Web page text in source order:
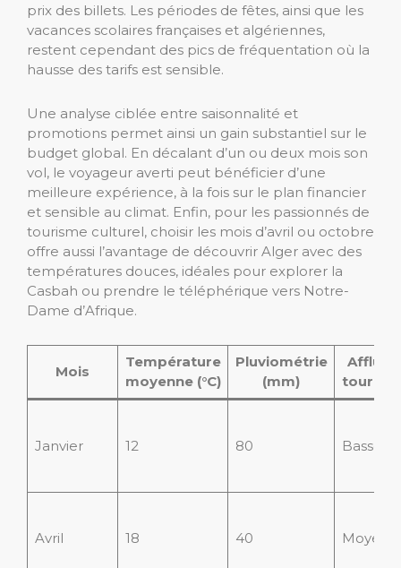
prix des billets. Les périodes de fêtes, ainsi que les
vacances scolaires françaises et algériennes,
restent cependant des pics de fréquentation où la
hausse des tarifs est sensible.
Une analyse ciblée entre saisonnalité et
promotions permet ainsi un gain substantiel sur le
budget global. En décalant d’un ou deux mois son
vol, le voyageur averti peut bénéficier d’une
meilleure expérience, à la fois sur le plan financier
et sensible au climat. Enfin, pour les passionnés de
tourisme culturel, choisir les mois d’avril ou octobre
offre aussi l’avantage de découvrir Alger avec des
températures douces, idéales pour explorer la
Casbah ou prendre le téléphérique vers Notre-
Dame d’Afrique.
Mois
Température
moyenne (°C)
Pluviométrie
(mm)
Janvier 12 80 Basse
Avril 18 40